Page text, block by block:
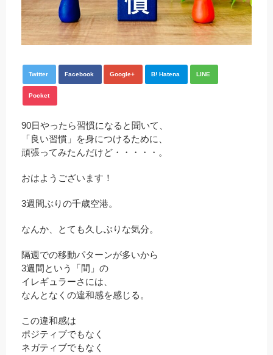
Twitter Facebook Google+ B! Hatena LINE
Pocket
90日やったら習慣になると聞いて、
「良い習慣」を身につけるために、
頑張ってみたんだけど・・・・・。
おはようございます！
3週間ぶりの千歳空港。
なんか、とても久しぶりな気分。
隔週での移動パターンが多いから
3週間という「間」の
イレギュラーさには、
なんとなくの違和感を感じる。
この違和感は
ポジティブでもなく
ネガティブでもなく